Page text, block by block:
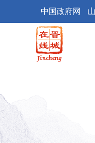
中国政府网